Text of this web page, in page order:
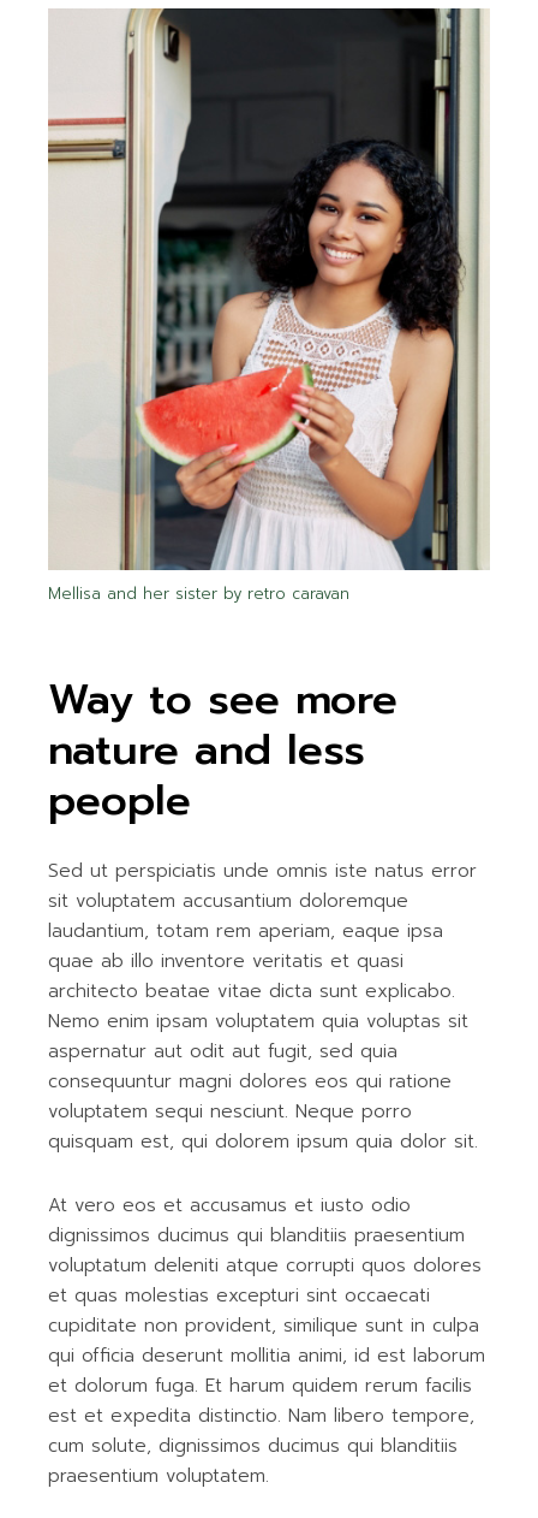
Mellisa and her sister by retro caravan
Way to see more
nature and less
people
Sed ut perspiciatis unde omnis iste natus error
sit voluptatem accusantium doloremque
laudantium, totam rem aperiam, eaque ipsa
quae ab illo inventore veritatis et quasi
architecto beatae vitae dicta sunt explicabo.
Nemo enim ipsam voluptatem quia voluptas sit
aspernatur aut odit aut fugit, sed quia
consequuntur magni dolores eos qui ratione
voluptatem sequi nesciunt. Neque porro
quisquam est, qui dolorem ipsum quia dolor sit.
At vero eos et accusamus et iusto odio
dignissimos ducimus qui blanditiis praesentium
voluptatum deleniti atque corrupti quos dolores
et quas molestias excepturi sint occaecati
cupiditate non provident, similique sunt in culpa
qui officia deserunt mollitia animi, id est laborum
et dolorum fuga. Et harum quidem rerum facilis
est et expedita distinctio. Nam libero tempore,
cum solute, dignissimos ducimus qui blanditiis
praesentium voluptatem.